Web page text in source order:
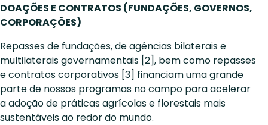
DOAÇÕES E CONTRATOS (FUNDAÇÕES, GOVERNOS,
CORPORAÇÕES)
Repasses de fundações, de agências bilaterais e
multilaterais governamentais [2], bem como repasses
e contratos corporativos [3] financiam uma grande
parte de nossos programas no campo para acelerar
a adoção de práticas agrícolas e florestais mais
sustentáveis ao redor do mundo.